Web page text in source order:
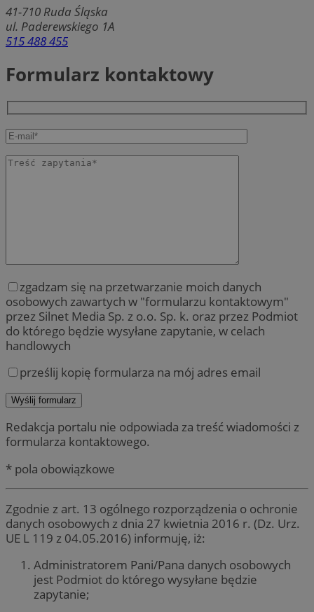
41-710 Ruda Śląska
ul. Paderewskiego 1A
515 488 455
Formularz kontaktowy
zgadzam się na przetwarzanie moich danych
osobowych zawartych w "formularzu kontaktowym"
przez Silnet Media Sp. z o.o. Sp. k. oraz przez Podmiot
do którego będzie wysyłane zapytanie, w celach
handlowych
prześlij kopię formularza na mój adres email
Redakcja portalu nie odpowiada za treść wiadomości z
formularza kontaktowego.
* pola obowiązkowe
Zgodnie z art. 13 ogólnego rozporządzenia o ochronie
danych osobowych z dnia 27 kwietnia 2016 r. (Dz. Urz.
UE L 119 z 04.05.2016) informuję, iż:
Administratorem Pani/Pana danych osobowych
jest Podmiot do którego wysyłane będzie
zapytanie;